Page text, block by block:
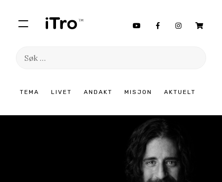
TEMA LIVET ANDAKT MISJON AKTUELT
Søk
innhold